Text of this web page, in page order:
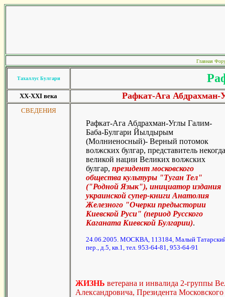
Главная
Тахаллус Булгари
XX-XXI века Рафкат-Ага
СВЕДЕНИЯ
Рафкат-Ага Абдрахман-Углы Галим-
Баба-Булгари Йылдырым
(Молниеносный)- Верный потомок
волжских булгар, представитель некогда
великой нации Великих волжских
булгар, президент московского
общества культуры "Туган Тел"
("Родной Язык"), инициатор издания
украинской супер-книги Анатолия
Железного "Очерки предыстории
Киевской Руси" (период Русского
Каганата Киевской Булгарии).
24.06.2005. МОСКВА, 113184, Малый
пер., д.5, кв.1, тел. 953-64-81, 953-64-91
ЖИЗНЬ ветерана и инвалида 2-группы
Александровича, Президента